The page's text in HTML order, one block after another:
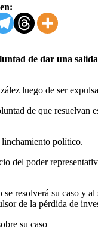
luego de ser
de que
político.
del poder
resolverá su caso y
de la pérdida de
su caso